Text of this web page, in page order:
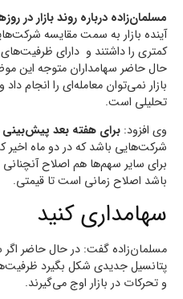
مسلمان‌زاده درباره روند بازار در
آینده بازار به سمت مقایسه
کمتری را داشتند و دارای
حال حاضر سهامداران متوجه این
بازار نمی‌توان معامله‌ای را انجام
تحلیلی است.
وی افزود: برای هفته بعد
شرکت‌هایی باشد که در دو ماه اخیر
برای سایر سهم‌ها هم اصلاح
باشد اصلاح زمانی است تا قیمتی.
سهامداری کنید
مسلمان‌زاده گفت: در حال حاضر
پتانسیل جدیدی شکل بگیرد
و تحرکات در بازار اوج می‌گیرند.